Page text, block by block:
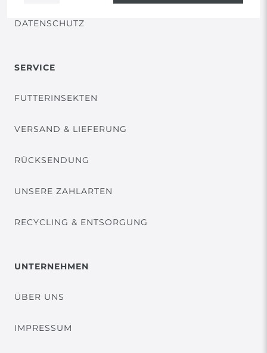
DATENSCHUTZ
SERVICE
FUTTERINSEKTEN
VERSAND & LIEFERUNG
RÜCKSENDUNG
UNSERE ZAHLARTEN
RECYCLING & ENTSORGUNG
UNTERNEHMEN
ÜBER UNS
IMPRESSUM